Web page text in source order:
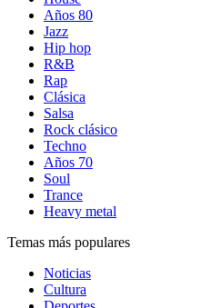
Años 80
Jazz
Hip hop
R&B
Rap
Clásica
Salsa
Rock clásico
Techno
Años 70
Soul
Trance
Heavy metal
Temas más populares
Noticias
Cultura